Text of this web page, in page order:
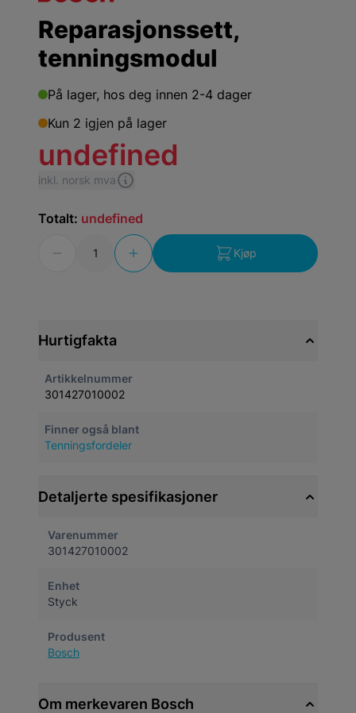
Reparasjonssett,
tenningsmodul
På lager, hos deg innen 2-4 dager
Kun 2 igjen på lager
Totalt: undefined
Kjøp
undefined
inkl. norsk mva
Hurtigfakta
Artikkelnummer
301427010002
Finner også blant
Tenningsfordeler
Detaljerte spesifikasjoner
Varenummer
301427010002
Enhet
Styck
Produsent
Bosch
Om merkevaren Bosch